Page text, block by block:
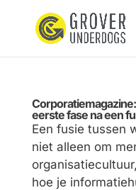
eerste fase na een
Een fusie tussen
niet alleen om
hoe je